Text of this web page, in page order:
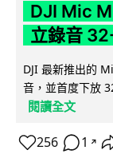
DJI Mic
立錄音
DJI 最新推出的
音，並首度下放
閱讀全文
256 1 ↗